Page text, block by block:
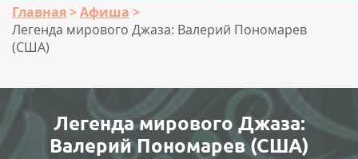
Главная
Афиша
Легенда мирового Джаза: Валерий Пономарев
(США)
Легенда мирового Джаза:
Валерий Пономарев (США)